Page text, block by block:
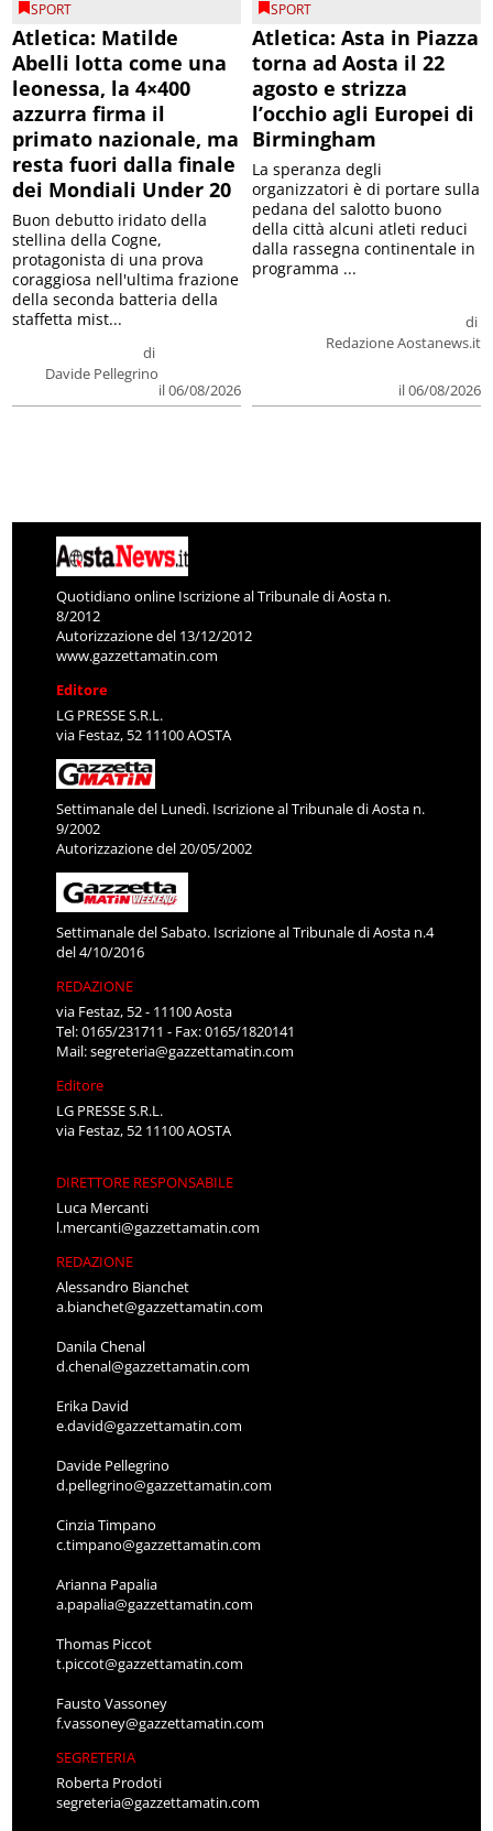
SPORT
Atletica: Matilde
Abelli lotta come una
leonessa, la 4×400
azzurra firma il
primato nazionale, ma
resta fuori dalla finale
dei Mondiali Under 20
di
Davide Pellegrino
il 06/08/2026
Buon debutto iridato della
stellina della Cogne,
protagonista di una prova
coraggiosa nell'ultima frazione
della seconda batteria della
staffetta mist...
SPORT
Atletica: Asta in Piazza
torna ad Aosta il 22
agosto e strizza
l’occhio agli Europei di
Birmingham
di
Redazione Aostanews.it
il 06/08/2026
La speranza degli
organizzatori è di portare sulla
pedana del salotto buono
della città alcuni atleti reduci
dalla rassegna continentale in
programma ...
Quotidiano online Iscrizione al Tribunale di Aosta n.
8/2012
Autorizzazione del 13/12/2012
www.gazzettamatin.com
Editore
LG PRESSE S.R.L.
via Festaz, 52 11100 AOSTA
Settimanale del Lunedì. Iscrizione al Tribunale di Aosta n.
9/2002
Autorizzazione del 20/05/2002
Settimanale del Sabato. Iscrizione al Tribunale di Aosta n.4
del 4/10/2016
REDAZIONE
via Festaz, 52 - 11100 Aosta
Tel: 0165/231711 - Fax: 0165/1820141
Mail:segreteria@gazzettamatin.com
Editore
LG PRESSE S.R.L.
via Festaz, 52 11100 AOSTA
DIRETTORE RESPONSABILE
Luca Mercanti
l.mercanti@gazzettamatin.com
REDAZIONE
Alessandro Bianchet
a.bianchet@gazzettamatin.com
Danila Chenal
d.chenal@gazzettamatin.com
Erika David
e.david@gazzettamatin.com
Davide Pellegrino
d.pellegrino@gazzettamatin.com
Cinzia Timpano
c.timpano@gazzettamatin.com
Arianna Papalia
a.papalia@gazzettamatin.com
Thomas Piccot
t.piccot@gazzettamatin.com
Fausto Vassoney
f.vassoney@gazzettamatin.com
SEGRETERIA
Roberta Prodoti
segreteria@gazzettamatin.com